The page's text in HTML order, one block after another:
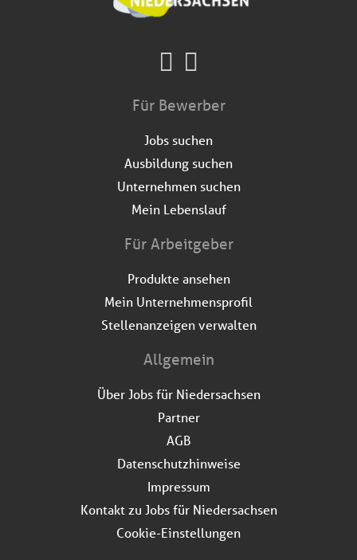
Für Bewerber
Jobs suchen
Ausbildung suchen
Unternehmen suchen
Mein Lebenslauf
Für Arbeitgeber
Produkte ansehen
Mein Unternehmensprofil
Stellenanzeigen verwalten
Allgemein
Über Jobs für Niedersachsen
Partner
AGB
Datenschutzhinweise
Impressum
Kontakt zu Jobs für Niedersachsen
Cookie-Einstellungen